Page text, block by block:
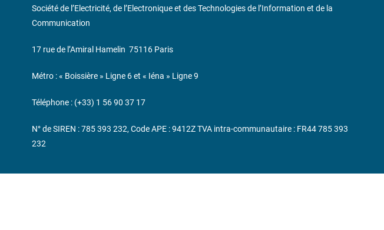
Société de l’Electricité, de l’Electronique et des Technologies de l’Information et de la
Communication
17 rue de l’Amiral Hamelin 75116 Paris
Métro : « Boissière » Ligne 6 et « Iéna » Ligne 9
Téléphone : (+33) 1 56 90 37 17
N° de SIREN : 785 393 232, Code APE : 9412Z TVA intra-communautaire : FR44 785 393
232